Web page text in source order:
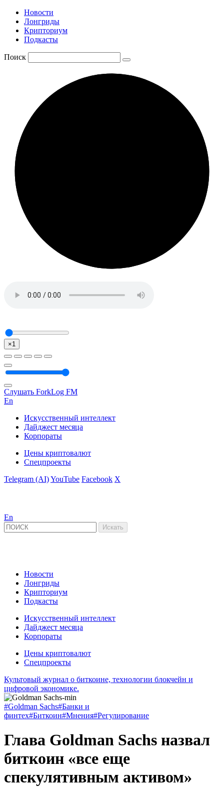
Новости
Лонгриды
Крипториум
Подкасты
Поиск
×1
Слушать ForkLog FM
En
Искусственный интеллект
Дайджест месяца
Корпораты
Цены криптовалют
Спецпроекты
Telegram (AI)YouTube Facebook X
En
Новости
Лонгриды
Крипториум
Подкасты
Искусственный интеллект
Дайджест месяца
Корпораты
Цены криптовалют
Спецпроекты
Культовый журнал о биткоине, технологии блокчейн и
цифровой экономике.
#Goldman Sachs#Банки и
финтех#Биткоин#Мнения#Регулирование
Глава Goldman Sachs назвал
биткоин «все еще
спекулятивным активом»